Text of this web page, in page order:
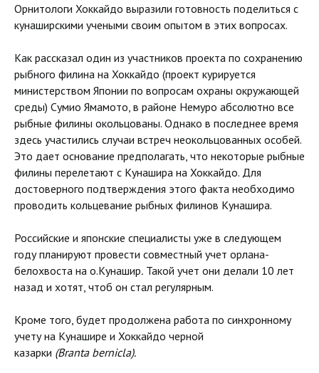
Орнитологи Хоккайдо выразили готовность поделиться с
кунаширскими учеными своим опытом в этих вопросах.
Как рассказал один из участников проекта по сохранению
рыбного филина на Хоккайдо (проект курируется
министерством Японии по вопросам охраны окружающей
среды) Сумио Ямамото, в районе Немуро абсолютно все
рыбные филины окольцованы. Однако в последнее время
здесь участились случаи встреч неокольцованных особей.
Это дает основание предполагать, что некоторые рыбные
филины перелетают с Кунашира на Хоккайдо. Для
достоверного подтверждения этого факта необходимо
проводить кольцевание рыбных филинов Кунашира.
Российские и японские специалисты уже в следующем
году планируют провести совместный учет орлана-
белохвоста на о.Кунашир. Такой учет они делали 10 лет
назад и хотят, чтоб он стал регулярным.
Кроме того, будет продолжена работа по синхронному
учету на Кунашире и Хоккайдо черной
казарки (Branta bernicla).